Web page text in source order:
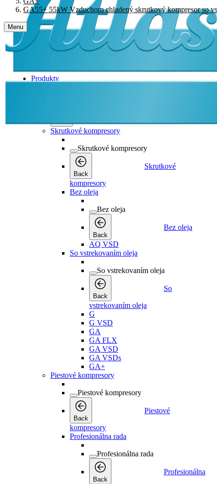
GA55+ 55kW Vzduchom chladený skrutkový kompresor so
Menu
Produkty
Back
Skrutkové kompresory
Skrutkové kompresory
Back
Skrutkové
kompresory
Bez oleja
Bez oleja
Back
Bez oleja
AQ VSD
So vstrekovaním oleja
So vstrekovaním oleja
Back
So
vstrekovaním oleja
G
G VSD
GA
GA FLX
GA VSD
GA VSDs
GA+
Piestové kompresory
Piestové kompresory
Back
Piestové
kompresory
Profesionálna rada
Profesionálna rada
Back
Profesionálna